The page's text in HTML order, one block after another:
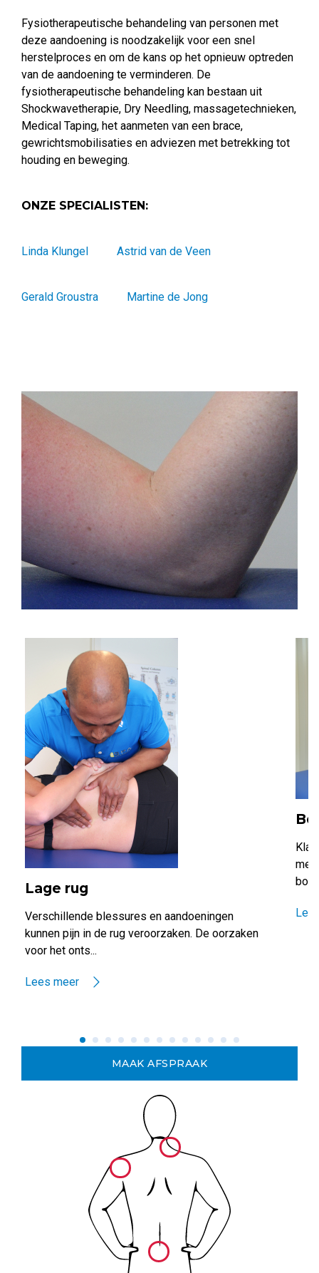
Fysiotherapeutische behandeling van personen met
deze aandoening is noodzakelijk voor een snel
herstelproces en om de kans op het opnieuw optreden
van de aandoening te verminderen. De
fysiotherapeutische behandeling kan bestaan uit
Shockwavetherapie, Dry Needling, massagetechnieken,
Medical Taping, het aanmeten van een brace,
gewrichtsmobilisaties en adviezen met betrekking tot
houding en beweging.
ONZE SPECIALISTEN:
Linda Klungel Astrid van de Veen
Gerald Groustra Martine de Jong
Lage rug
Verschillende blessures en aandoeningen
kunnen pijn in de rug veroorzaken. De oorzaken
voor het onts...
Lees meer
MAAK AFSPRAAK